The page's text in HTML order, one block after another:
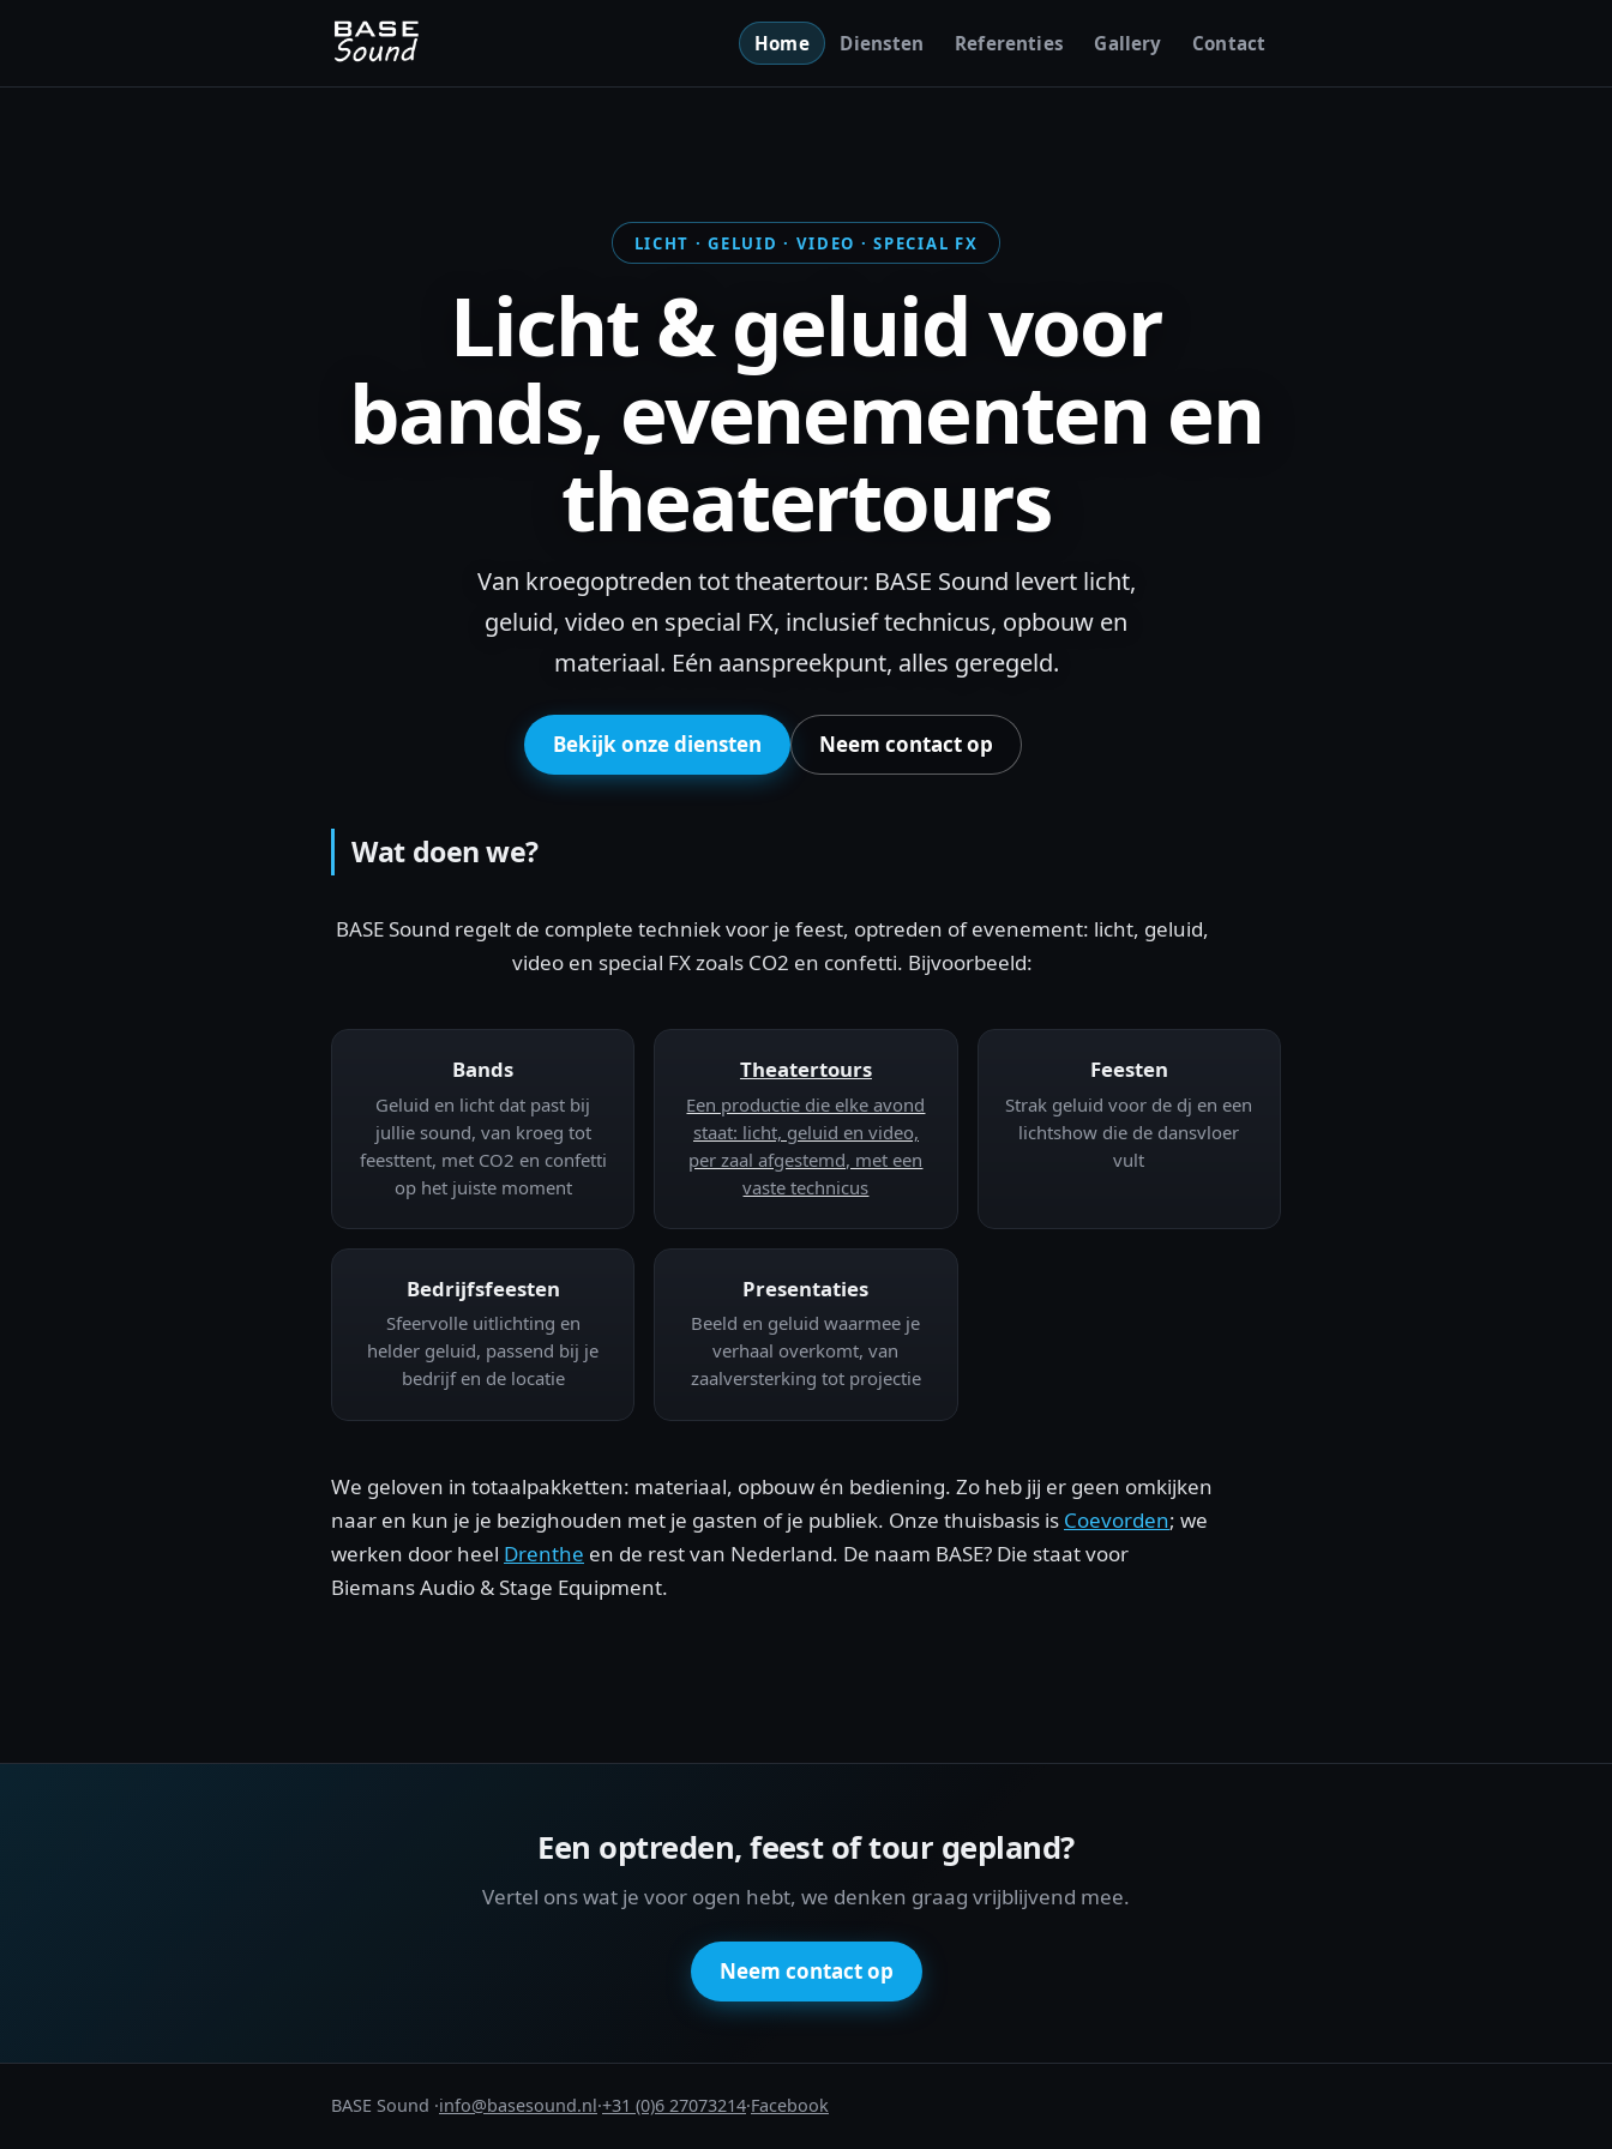
Home Diensten Referenties Gallery Contact
LICHT · GELUID · VIDEO · SPECIAL FX
Licht & geluid voor
bands, evenementen en
theatertours
Van kroegoptreden tot theatertour: BASE Sound levert licht,
geluid, video en special FX, inclusief technicus, opbouw en
materiaal. Eén aanspreekpunt, alles geregeld.
Bekijk onze diensten Neem contact op
Wat doen we?
BASE Sound regelt de complete techniek voor je feest, optreden of evenement: licht, geluid,
video en special FX zoals CO2 en confetti. Bijvoorbeeld:
Bands
Geluid en licht dat past bij
jullie sound, van kroeg tot
feesttent, met CO2 en confetti
op het juiste moment
Theatertours
Een productie die elke avond
staat: licht, geluid en video,
per zaal afgestemd, met een
vaste technicus
Feesten
Strak geluid voor de dj en een
lichtshow die de dansvloer
vult
Bedrijfsfeesten
Sfeervolle uitlichting en
helder geluid, passend bij je
bedrijf en de locatie
Presentaties
Beeld en geluid waarmee je
verhaal overkomt, van
zaalversterking tot projectie
We geloven in totaalpakketten: materiaal, opbouw én bediening. Zo heb jij er geen omkijken
naar en kun je je bezighouden met je gasten of je publiek. Onze thuisbasis is Coevorden; we
werken door heel Drenthe en de rest van Nederland. De naam BASE? Die staat voor
Biemans Audio & Stage Equipment.
Een optreden, feest of tour gepland?
Vertel ons wat je voor ogen hebt, we denken graag vrijblijvend mee.
Neem contact op
BASE Sound ·info@basesound.nl·+31 (0)6 27073214·Facebook